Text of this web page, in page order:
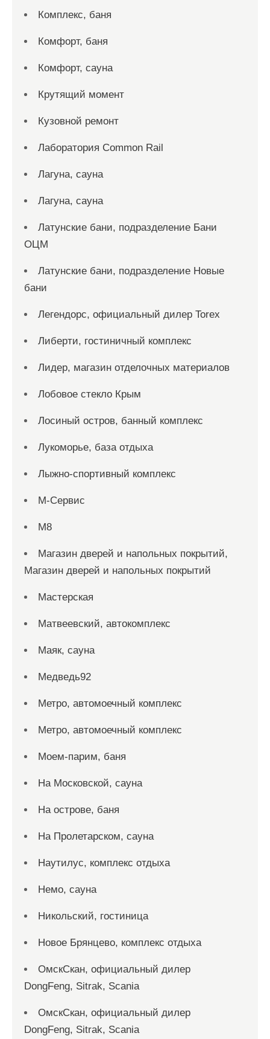
Комплекс, баня
Комфорт, баня
Комфорт, сауна
Крутящий момент
Кузовной ремонт
Лаборатория Common Rail
Лагуна, сауна
Лагуна, сауна
Латунские бани, подразделение Бани
ОЦМ
Латунские бани, подразделение Новые
бани
Легендорс, официальный дилер Torex
Либерти, гостиничный комплекс
Лидер, магазин отделочных материалов
Лобовое стекло Крым
Лосиный остров, банный комплекс
Лукоморье, база отдыха
Лыжно-спортивный комплекс
М-Сервис
М8
Магазин дверей и напольных покрытий,
Магазин дверей и напольных покрытий
Мастерская
Матвеевский, автокомплекс
Маяк, сауна
Медведь92
Метро, автомоечный комплекс
Метро, автомоечный комплекс
Моем-парим, баня
На Московской, сауна
На острове, баня
На Пролетарском, сауна
Наутилус, комплекс отдыха
Немо, сауна
Никольский, гостиница
Новое Брянцево, комплекс отдыха
ОмскСкан, официальный дилер
DongFeng, Sitrak, Scania
ОмскСкан, официальный дилер
DongFeng, Sitrak, Scania